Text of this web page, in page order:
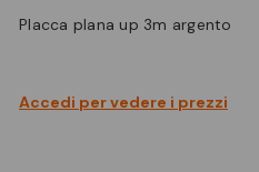
placca plana up 3m argento
Accedi per vedere i prezzi